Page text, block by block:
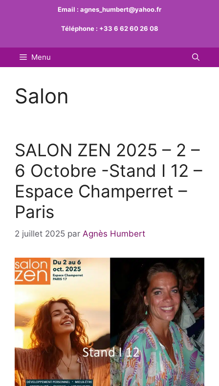
Email : agnes_humbert@yahoo.fr
Téléphone : +33 6 62 60 26 08
Menu
Salon
SALON ZEN 2025 – 2 –
6 Octobre -Stand I 12 –
Espace Champerret –
Paris
2 juillet 2025 par Agnès Humbert